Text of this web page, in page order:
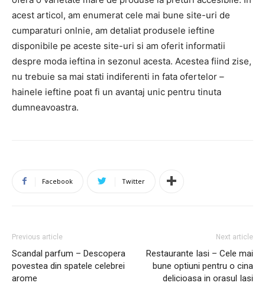
acest articol, am enumerat cele mai bune site-uri de
cumparaturi onlnie, am detaliat produsele ieftine
disponibile pe aceste site-uri si am oferit informatii
despre moda ieftina in sezonul acesta. Acestea fiind zise,
nu trebuie sa mai stati indiferenti in fata ofertelor –
hainele ieftine poat fi un avantaj unic pentru tinuta
dumneavoastra.
Facebook Twitter
Previous article
Scandal parfum – Descopera
povestea din spatele celebrei
arome
Next article
Restaurante Iasi – Cele mai
bune optiuni pentru o cina
delicioasa in orasul Iasi